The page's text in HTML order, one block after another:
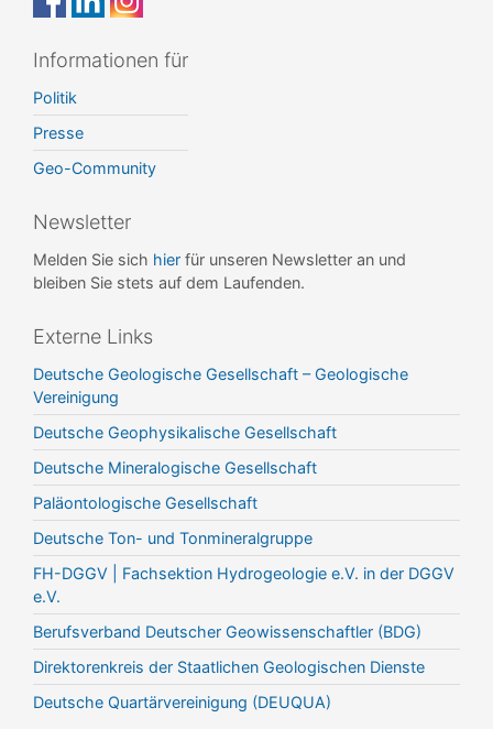
Informationen für
Politik
Presse
Geo-Community
Newsletter
Melden Sie sich hier für unseren Newsletter an und
bleiben Sie stets auf dem Laufenden.
Externe Links
Deutsche Geologische Gesellschaft – Geologische
Vereinigung
Deutsche Geophysikalische Gesellschaft
Deutsche Mineralogische Gesellschaft
Paläontologische Gesellschaft
Deutsche Ton- und Tonmineralgruppe
FH-DGGV | Fachsektion Hydrogeologie e.V. in der DGGV
e.V.
Berufsverband Deutscher Geowissenschaftler (BDG)
Direktorenkreis der Staatlichen Geologischen Dienste
Deutsche Quartärvereinigung (DEUQUA)